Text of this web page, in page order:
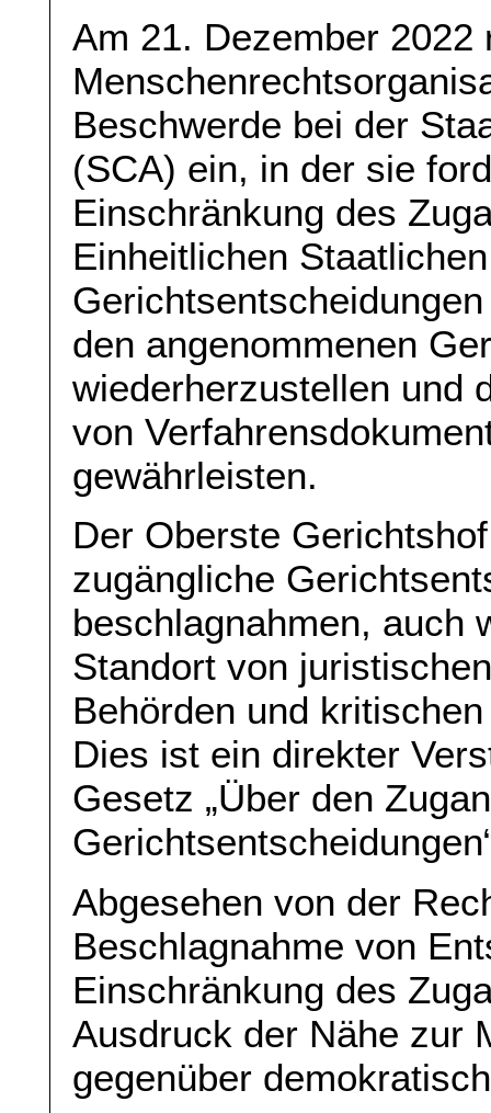
Am 21. Dezember 2022
Beschwerde bei der
(SCA) ein, in der sie
Einschränkung des
Einheitlichen
den angenommenen
wiederherzustellen und
von
gewährleisten.
Der Oberste
zugängliche
beschlagnahmen, auch
Standort von
Behörden und
Dies ist ein direkter
Gesetz „Über den
Abgesehen von der
Beschlagnahme von
Einschränkung des
Ausdruck der Nähe zur
gegenüber